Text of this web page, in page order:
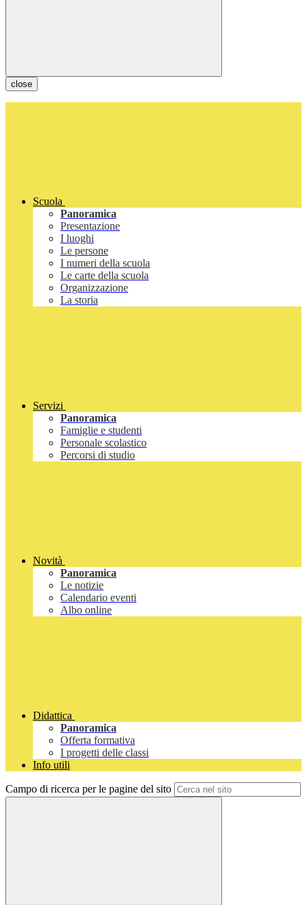
close
Scuola
Panoramica
Presentazione
I luoghi
Le persone
I numeri della scuola
Le carte della scuola
Organizzazione
La storia
Servizi
Panoramica
Famiglie e studenti
Personale scolastico
Percorsi di studio
Novità
Panoramica
Le notizie
Calendario eventi
Albo online
Didattica
Panoramica
Offerta formativa
I progetti delle classi
Info utili
Campo di ricerca per le pagine del sito